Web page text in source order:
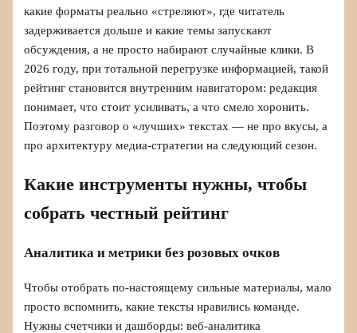
какие форматы реально «стреляют», где читатель
задерживается дольше и какие темы запускают
обсуждения, а не просто набирают случайные клики. В
2026 году, при тотальной перегрузке информацией, такой
рейтинг становится внутренним навигатором: редакция
понимает, что стоит усиливать, а что смело хоронить.
Поэтому разговор о «лучших» текстах — не про вкусы, а
про архитектуру медиа-стратегии на следующий сезон.
Какие инструменты нужны, чтобы
собрать честный рейтинг
Аналитика и метрики без розовых очков
Чтобы отобрать по‑настоящему сильные материалы, мало
просто вспомнить, какие тексты нравились команде.
Нужны счетчики и дашборды: веб‑аналитика